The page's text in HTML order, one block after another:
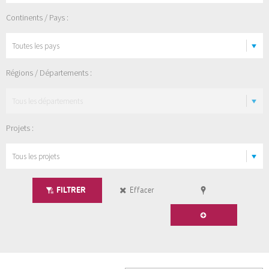
Continents / Pays :
Régions / Départements :
Projets :
FILTRER Effacer